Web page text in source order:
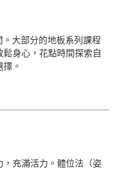
大部分的地板系列課程
身心，花點時間探索自
。
充滿活力。體位法（姿